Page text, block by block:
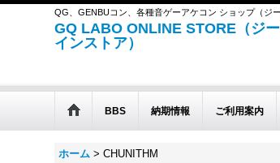
QG、GENBUコン、各種音ゲーアケコン ショップ（ジ
GQ LABO ONLINE STORE（ジ
インストア）
BBS 納期情報 ご利用案内
ホーム > CHUNITHM